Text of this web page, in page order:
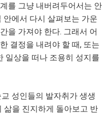
를 그냥 내버려두어서는 안
안에서 다시 살펴보는 가운
을 가져야 한다. 그래서 어
결정을 내려야 할 때, 또는
일상을 떠나 조용히 성지를
성인들의 발자취가 생생
삶을 진지하게 돌아보고 반